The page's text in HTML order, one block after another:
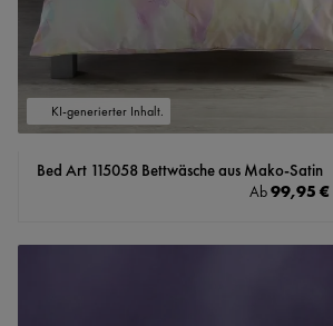
KI-generierter Inhalt.
Bed Art 115058 Bettwäsche aus Mako-Satin
Regulärer Preis:
Ab99,95 €